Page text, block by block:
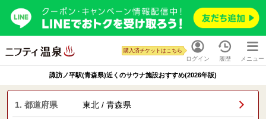
ログイン
購入済チケットはこちら
履歴 メニュー
諏訪ノ平駅(青森県)近くのサウナ施設おすすめ(2026年版)
1. 都道府県 東北 / 青森県